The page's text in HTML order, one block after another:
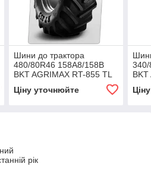
Шини до трактора
480/80R46 158A8/158B
BKT AGRIMAX RT-855 TL
Ціну уточнюйте
340/
BKT
рік